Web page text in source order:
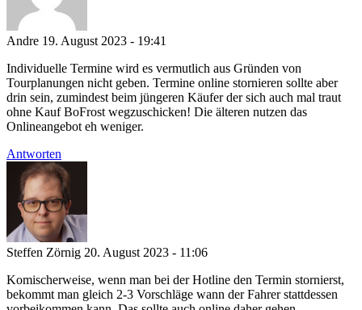
Andre 19. August 2023 - 19:41
Individuelle Termine wird es vermutlich aus Gründen von
Tourplanungen nicht geben. Termine online stornieren sollte aber
drin sein, zumindest beim jüngeren Käufer der sich auch mal traut
ohne Kauf BoFrost wegzuschicken! Die älteren nutzen das
Onlineangebot eh weniger.
Antworten
Steffen Zörnig 20. August 2023 - 11:06
Komischerweise, wenn man bei der Hotline den Termin stornierst,
bekommt man gleich 2-3 Vorschläge wann der Fahrer stattdessen